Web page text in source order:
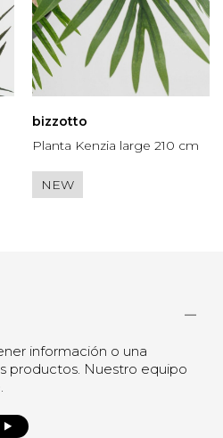
bizzotto
Planta Kenzia large 210 cm
NEW
información o una
productos. Nuestro equipo